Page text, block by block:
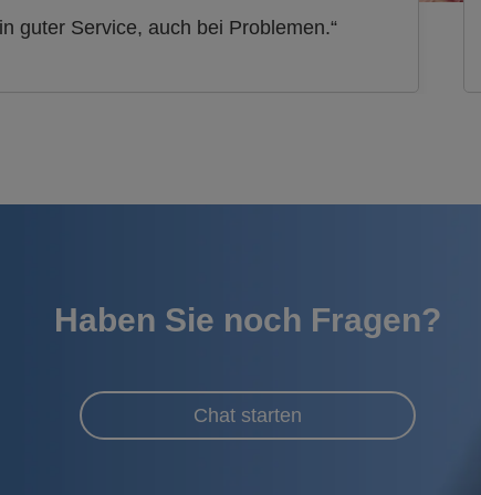
guter Service, auch bei Problemen.“
Haben Sie noch Fragen?
Chat starten